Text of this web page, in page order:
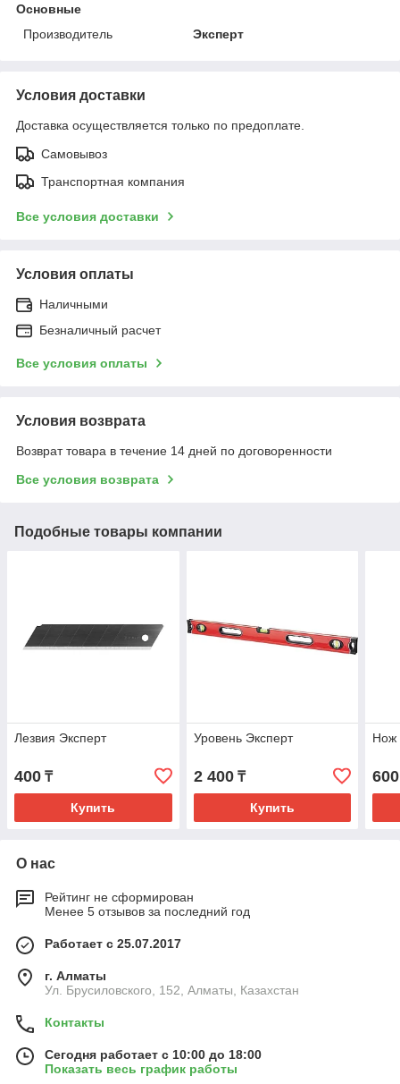
Основные
Производитель
Эксперт
Условия доставки
Доставка осуществляется только по предоплате.
Самовывоз
Транспортная компания
Все условия доставки
Условия оплаты
Наличными
Безналичный расчет
Все условия оплаты
Условия возврата
Возврат товара в течение 14 дней по договоренности
Все условия возврата
Подобные товары компании
Лезвия Эксперт
400 ₸
Купить
Уровень Эксперт
2 400₸
Купить
Нож
600
О нас
Рейтинг не сформирован
Менее 5 отзывов за последний год
Работает с 25.07.2017
г. Алматы
Ул. Брусиловского, 152, Алматы, Казахстан
Контакты
Сегодня работает с 10:00 до 18:00
Показать весь график работы